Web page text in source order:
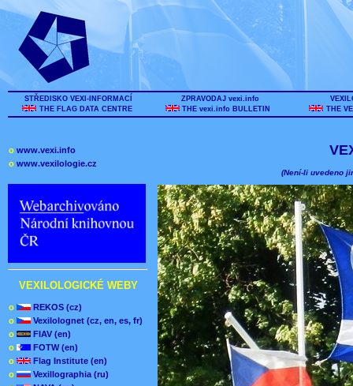
STŘEDISKO VEXI-INFORMACÍ
THE FLAG DATA CENTRE
ZPRAVODAJ vexi.info
THE vexi.info BULLETIN
THE
o www.vexi.info
o www.vexilologie.cz
VEXILOLOGICKÉ WEBY
o
REKOS (cz)
o
Vexilolognet (cz, en, es, fr)
o
FIAV (en)
o
FOTW (en)
o
Flag Institute (en)
o
Vexillographia (ru)
(Není-li uvedeno